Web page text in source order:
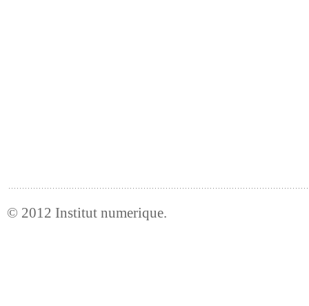
© 2012 Institut numerique.